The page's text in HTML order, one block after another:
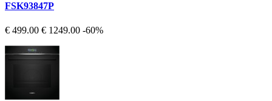
FSK93847P
€ 499.00 € 1249.00 -60%